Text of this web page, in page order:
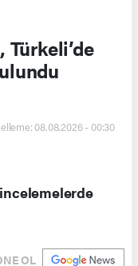
08.08.2026 - 00:30
OL